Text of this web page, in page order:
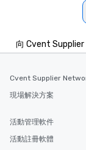
向 Cvent
Cvent Supplier
現場解決方案
活動管理軟件
活動註冊軟體